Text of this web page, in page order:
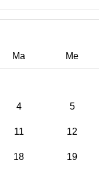
Ma Me
4 5
11 12
18 19